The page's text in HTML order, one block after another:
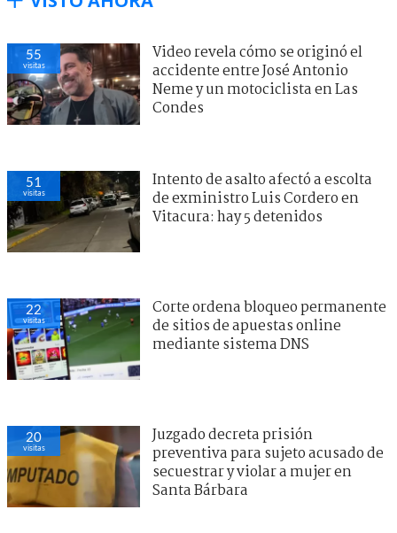
55
visitas
Video revela cómo se originó el
accidente entre José Antonio
Neme y un motociclista en Las
Condes
51
visitas
Intento de asalto afectó a escolta
de exministro Luis Cordero en
Vitacura: hay 5 detenidos
22
visitas
Corte ordena bloqueo permanente
de sitios de apuestas online
mediante sistema DNS
20
visitas
Juzgado decreta prisión
preventiva para sujeto acusado de
secuestrar y violar a mujer en
Santa Bárbara